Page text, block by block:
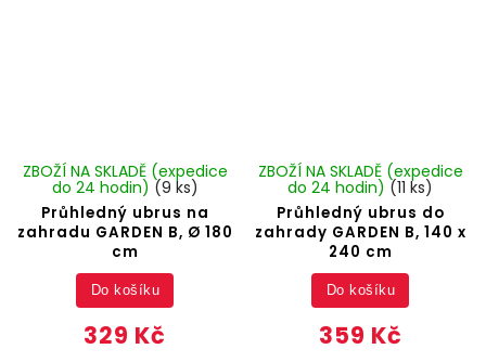
Průhledný ubrus na
zahradu GARDEN B, Ø 180
cm
ZBOŽÍ NA SKLADĚ (expedice
do 24 hodin) (9 ks)
329 Kč
Do košíku
Průhledný ubrus do
zahrady GARDEN B, 140 x
240 cm
ZBOŽÍ NA SKLADĚ (expedice
do 24 hodin) (11 ks)
359 Kč
Do košíku